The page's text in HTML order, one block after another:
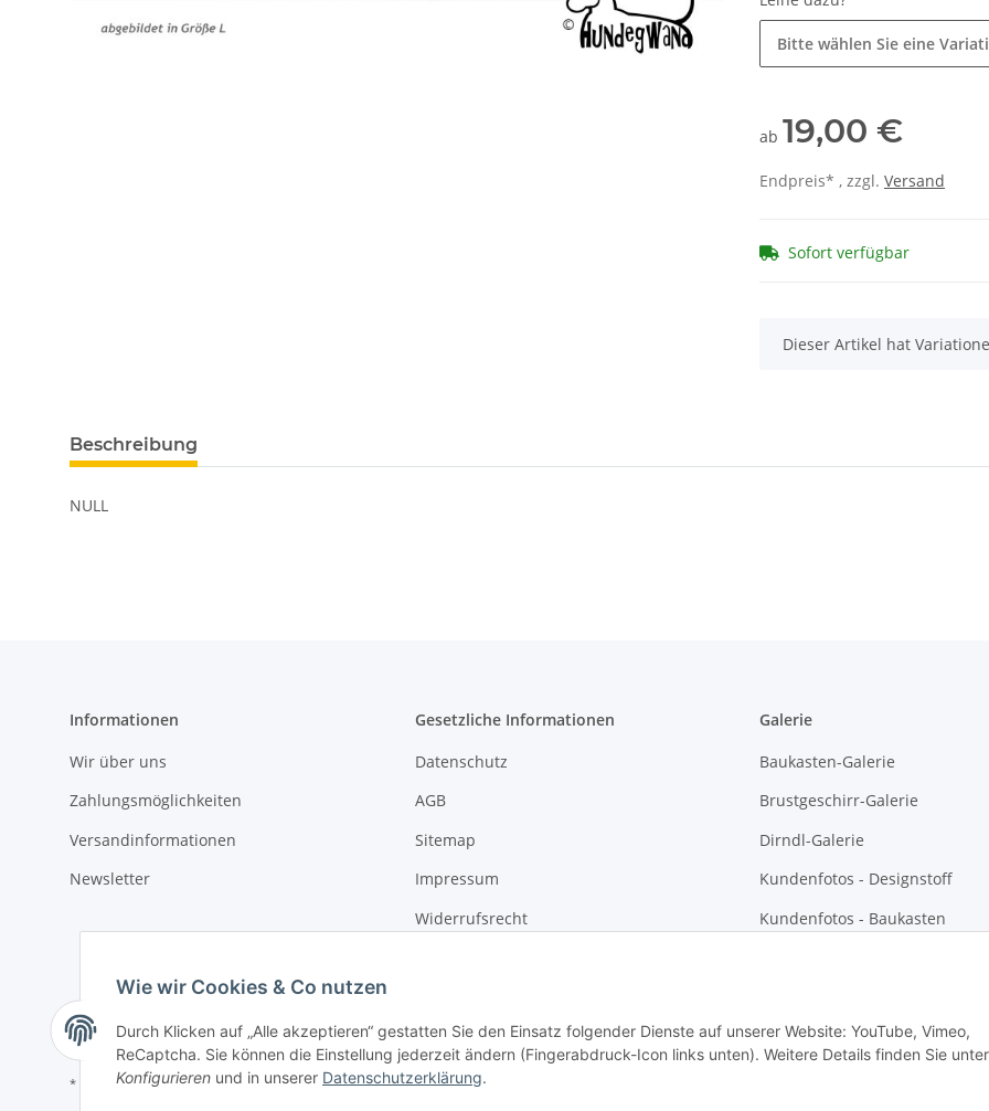
Bitte wählen Sie eine
ab 19,00 €
Endpreis* , zzgl. Versand
Sofort verfügbar
x
Dieser Artikel hat
Beschreibung
NULL
Informationen
Wir über uns
Zahlungsmöglichkeiten
Versandinformationen
Newsletter
Gesetzliche Informationen
Datenschutz
AGB
Sitemap
Impressum
Widerrufsrecht
Galerie
Baukasten-Galerie
Brustgeschirr-Galerie
Dirndl-Galerie
Kundenfotos - Designstoff
Kundenfotos - Baukasten
* Keine Ausweisung der Mehrwertsteuer gemäß Klein-Unternehmer-Regelung., zzgl.
Wie wir Cookies & Co nutzen
Durch Klicken auf „Alle akzeptieren“ gestatten Sie den Einsatz folgender Dienste auf unserer Website: YouTube, Vimeo,
ReCaptcha. Sie können die Einstellung jederzeit ändern (Fingerabdruck-Icon links unten). Weitere Details finden Sie unter
Konfigurieren und in unserer Datenschutzerklärung.